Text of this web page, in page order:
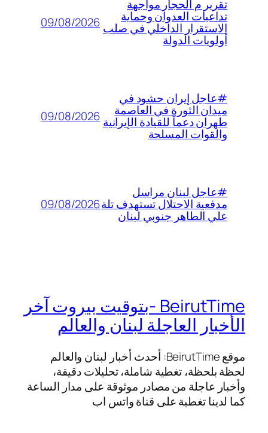
تقرير م الحجار مواجهة
تداعيات العدوان وحماية
الاستقرار الداخلي في صلب
أولويات الدولة
09/08/2026
#عاجل إيران حشود في
ميدان الثورة في العاصمة
طهران دعماً للقيادة الإيرانية
والقوات المسلحة
09/08/2026
#عاجل لبنان مراسل
مدفعية الاحتلال تستهدف تلة
علي الطاهر جنوبي لبنان
09/08/2026
BeirutTime -بتوقيت بيروت آخر
الأخبار العاجلة لبنان والعالم
موقع BeirutTime: أحدث أخبار لبنان والعالم
لحظة بلحظة، تغطية شاملة، تحليلات دقيقة،
وأخبار عاجلة من مصادر موثوقة على مدار الساعة
كما لدينا تغطية على قناة واتس اب